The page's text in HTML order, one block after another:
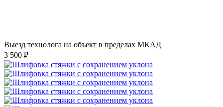
Выезд технолога на объект в пределах МКАД
3 500 ₽